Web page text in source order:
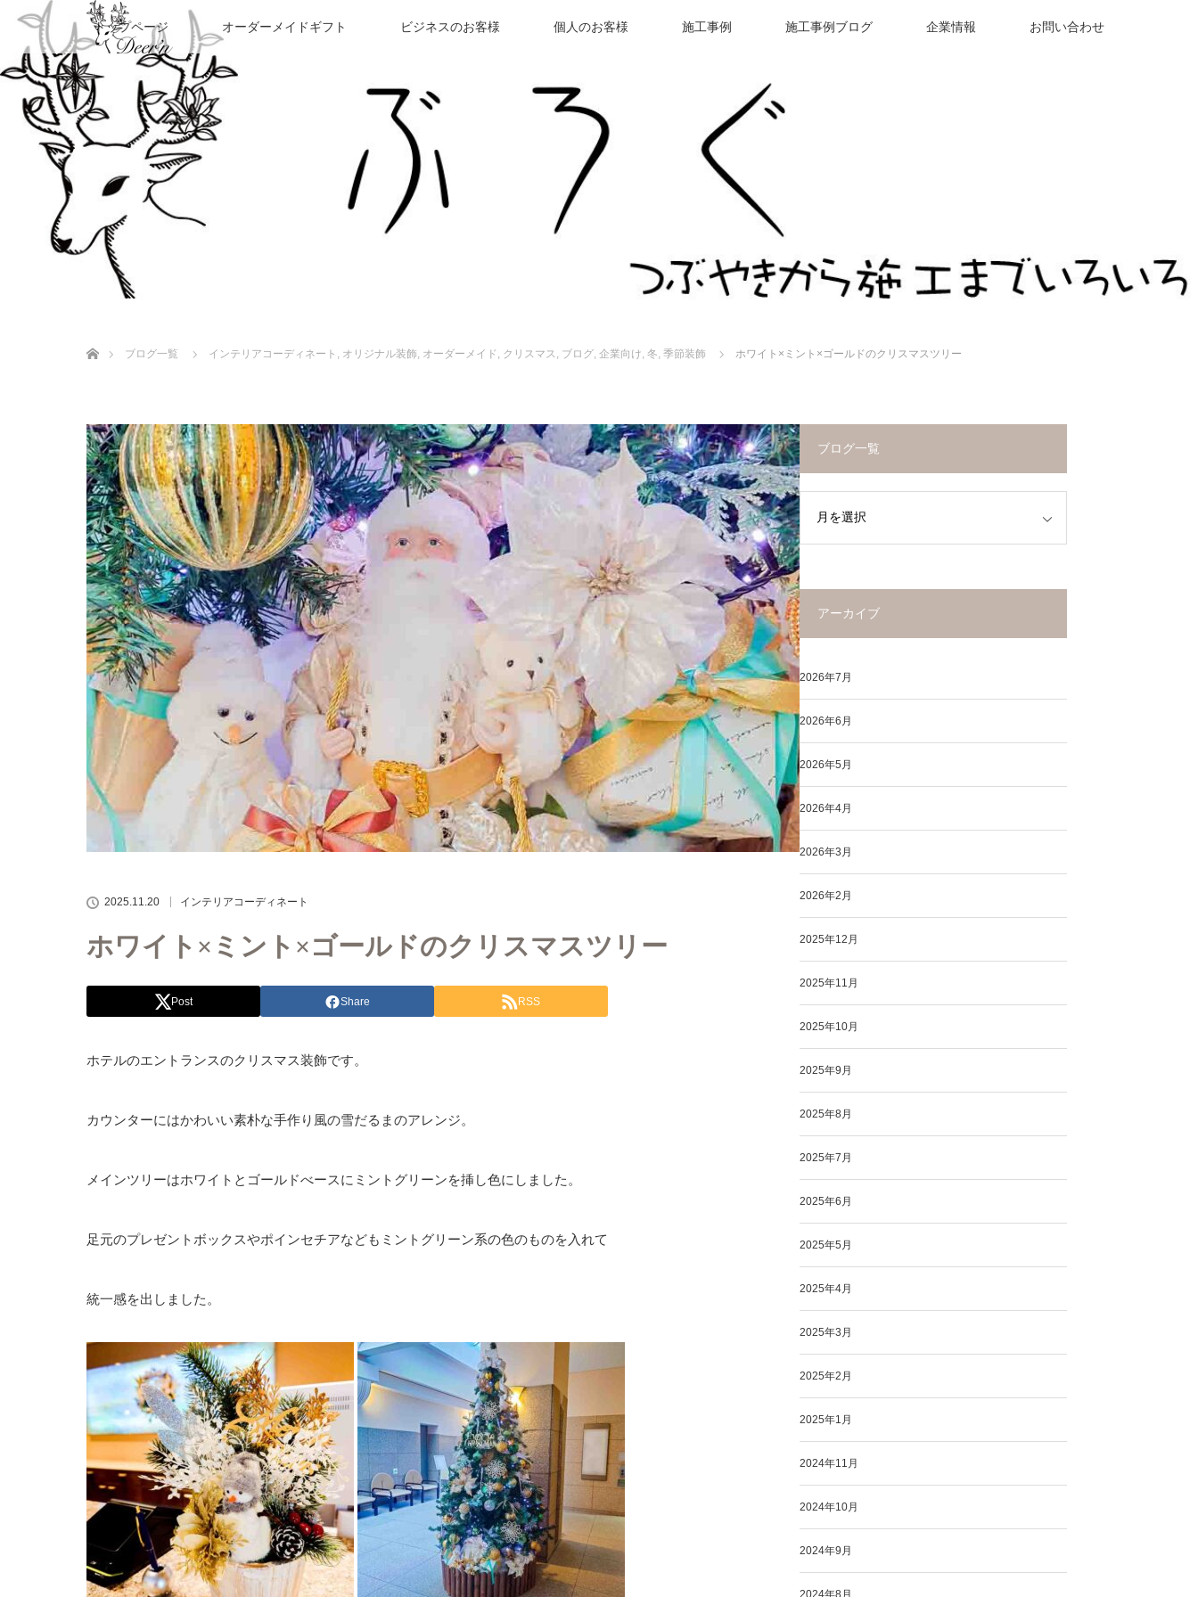
トップページ オーダーメイドギフト ビジネスのお客様 個人のお客様 施工事例 施工事例ブログ 企業情報 お問い合わせ
ブログ一覧
インテリアコーディネート , オリジナル装飾, オーダーメイド , クリスマス , ブログ, 企業向け, 冬, 季節装飾 ホワイト×ミント×ゴールドのクリスマスツリー
2025.11.20 インテリアコーディネート
ホワイト×ミント×ゴールドのクリスマスツリー
Post Share RSS
ホテルのエントランスのクリスマス装飾です。
カウンターにはかわいい素朴な手作り風の雪だるまのアレンジ。
メインツリーはホワイトとゴールドべースにミントグリーンを挿し色にしました。
足元のプレゼントボックスやポインセチアなどもミントグリーン系の色のものを入れて
統一感を出しました。
ブログ一覧
アーカイブ
2026年7月
2026年6月
2026年5月
2026年4月
2026年3月
2026年2月
2025年12月
2025年11月
2025年10月
2025年9月
2025年8月
2025年7月
2025年6月
2025年5月
2025年4月
2025年3月
2025年2月
2025年1月
2024年11月
2024年10月
2024年9月
2024年8月